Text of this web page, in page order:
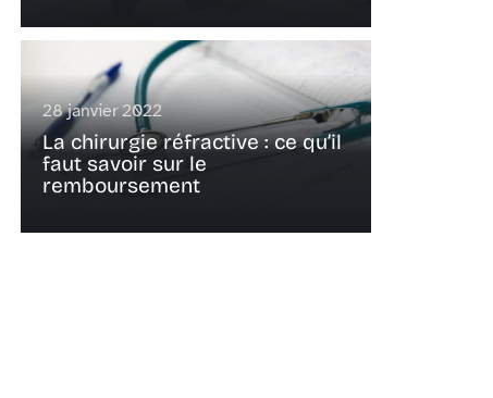
28 janvier 2022
La chirurgie réfractive : ce qu’il
faut savoir sur le
remboursement